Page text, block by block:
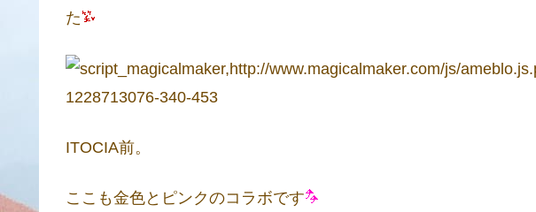
た
ITOCIA前。
ここも金色とピンクのコラボです